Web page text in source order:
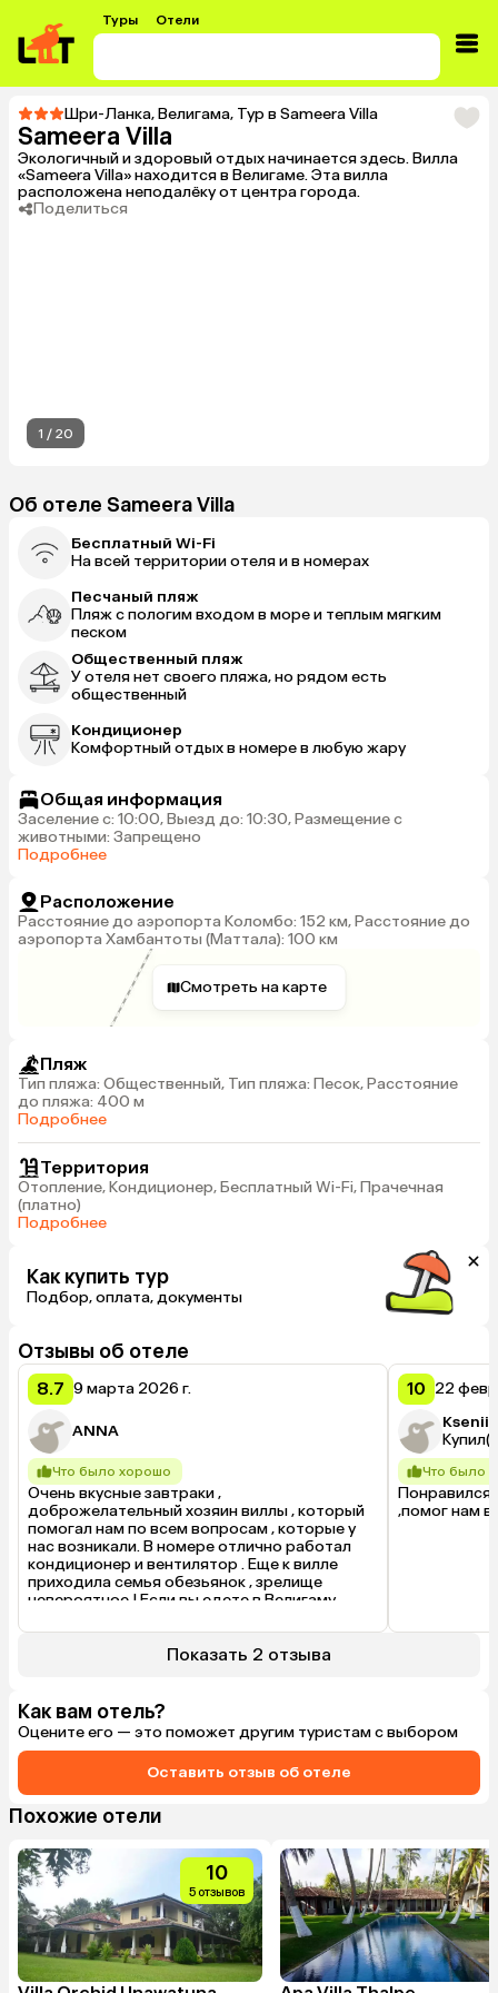
Туры Отели
Шри-Ланка,Велигама, Тур в Sameera Villa
Sameera Villa
Экологичный и здоровый отдых начинается здесь. Вилла
«Sameera Villa» находится в Велигаме. Эта вилла
расположена неподалёку от центра города.
Поделиться
1 / 20
Об отеле Sameera Villa
Бесплатный Wi-Fi
На всей территории отеля и в номерах
Песчаный пляж
Пляж с пологим входом в море и теплым мягким
песком
Общественный пляж
У отеля нет своего пляжа, но рядом есть
общественный
Кондиционер
Комфортный отдых в номере в любую жару
Общая информация
Заселение с: 10:00, Выезд до: 10:30, Размещение с
животными: Запрещено
Подробнее
Расположение
Расстояние до аэропорта Коломбо: 152 км, Расстояние до
аэропорта Хамбантоты (Маттала): 100 км
Смотреть на карте
Пляж
Тип пляжа: Общественный, Тип пляжа: Песок, Расстояние
до пляжа: 400 м
Подробнее
Территория
Отопление, Кондиционер, Бесплатный Wi-Fi, Прачечная
(платно)
Подробнее
Как купить тур
Подбор, оплата, документы
Отзывы об отеле
8.7 9 марта 2026 г.
ANNA
Что было хорошо
Очень вкусные завтраки ,
доброжелательный хозяин виллы , который
помогал нам по всем вопросам , которые у
нас возникали. В номере отлично работал
кондиционер и вентилятор . Еще к вилле
приходила семья обезьянок , зрелище
невероятное ! Если вы едете в Велигаму
смело советую эту виллу ! Она очень
простая , но душевная!
были проблемы с интернетом . Как с
мобильным , так и с wi-fi . В остальном все
прекрасно !
10 22
Что было
Понравился
,помог нам
Показать 2 отзыва
Как вам отель?
Оцените его — это поможет другим туристам с выбором
Оставить отзыв об отеле
Похожие отели
10
5 отзывов